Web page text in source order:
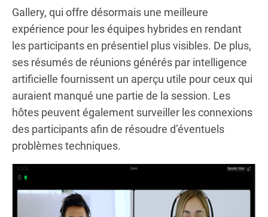
Gallery, qui offre désormais une meilleure
expérience pour les équipes hybrides en rendant
les participants en présentiel plus visibles. De plus,
ses résumés de réunions générés par intelligence
artificielle fournissent un aperçu utile pour ceux qui
auraient manqué une partie de la session. Les
hôtes peuvent également surveiller les connexions
des participants afin de résoudre d’éventuels
problèmes techniques.